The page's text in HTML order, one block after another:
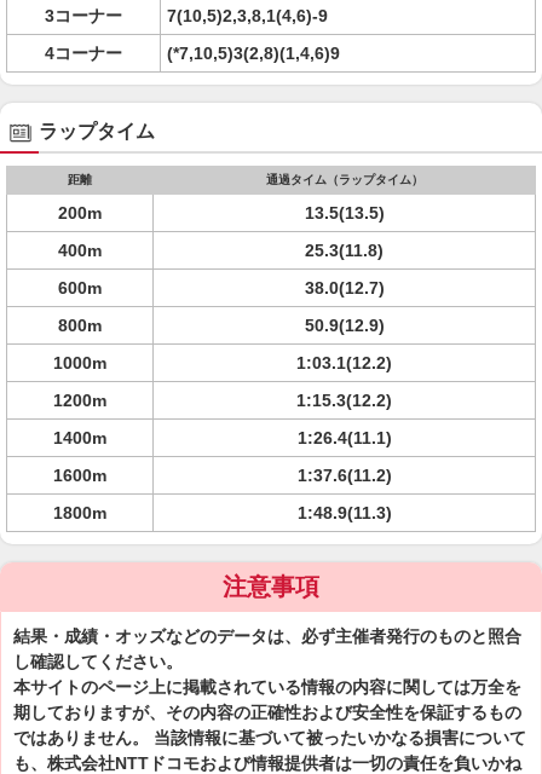
3コーナー
7(10,5)2,3,8,1(4,6)-9
4コーナー
(*7,10,5)3(2,8)(1,4,6)9
ラップタイム
距離 通過タイム（ラップタイム）
200m
13.5(13.5)
400m
25.3(11.8)
600m
38.0(12.7)
800m
50.9(12.9)
1000m
1:03.1(12.2)
1200m
1:15.3(12.2)
1400m
1:26.4(11.1)
1600m
1:37.6(11.2)
1800m
1:48.9(11.3)
注意事項
結果・成績・オッズなどのデータは、必ず主催者発行のものと照合
し確認してください。
本サイトのページ上に掲載されている情報の内容に関しては万全を
期しておりますが、その内容の正確性および安全性を保証するもの
ではありません。 当該情報に基づいて被ったいかなる損害について
も、株式会社NTTドコモおよび情報提供者は一切の責任を負いかね